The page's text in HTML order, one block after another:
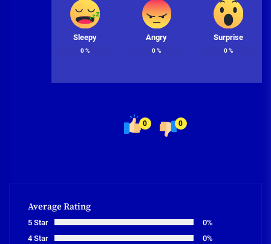
Sleepy
0%
Angry
0%
Surprise
0%
0 0
Average Rating
5 Star
0%
4 Star
0%